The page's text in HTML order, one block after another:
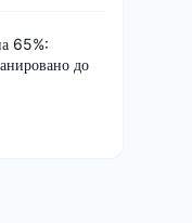
65%:
до